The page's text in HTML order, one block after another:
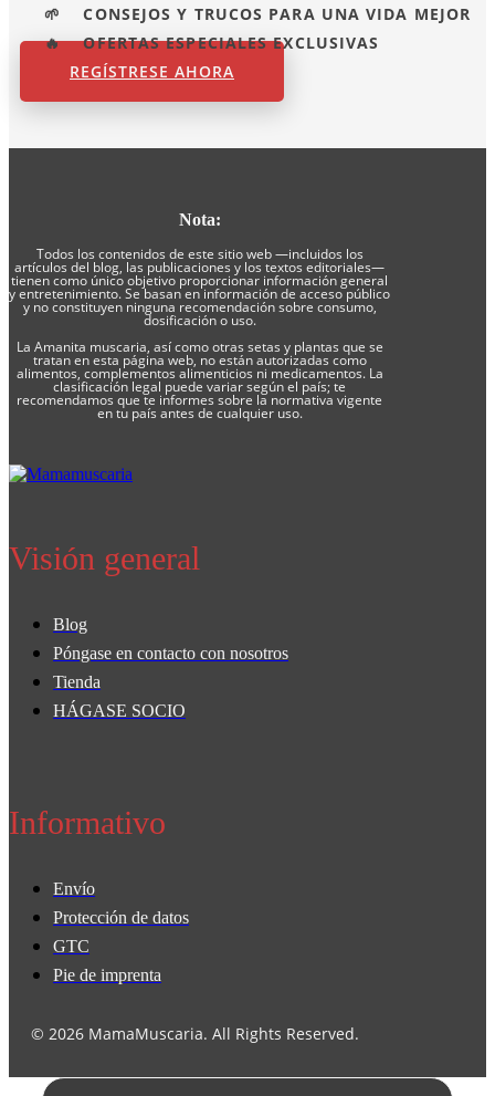
🌱
CONSEJOS Y TRUCOS PARA UNA VIDA MEJOR
🔥
OFERTAS ESPECIALES EXCLUSIVAS
REGÍSTRESE AHORA
Nota:
Todos los contenidos de este sitio web —incluidos los
artículos del blog, las publicaciones y los textos editoriales—
tienen como único objetivo proporcionar información general
y entretenimiento. Se basan en información de acceso público
y no constituyen ninguna recomendación sobre consumo,
dosificación o uso.
La Amanita muscaria, así como otras setas y plantas que se
tratan en esta página web, no están autorizadas como
alimentos, complementos alimenticios ni medicamentos. La
clasificación legal puede variar según el país; te
recomendamos que te informes sobre la normativa vigente
en tu país antes de cualquier uso.
Visión general
Blog
Póngase en contacto con nosotros
Tienda
HÁGASE SOCIO
Informativo
Envío
Protección de datos
GTC
Pie de imprenta
© 2026 MamaMuscaria. All Rights Reserved.